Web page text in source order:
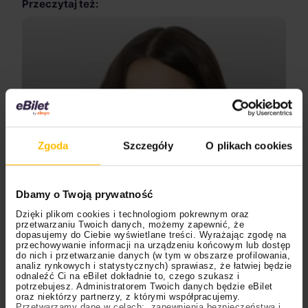
Zgoda Szczegóły O plikach cookies
Dbamy o Twoją prywatność
Dzięki plikom cookies i technologiom pokrewnym oraz
przetwarzaniu Twoich danych, możemy zapewnić, że
dopasujemy do Ciebie wyświetlane treści. Wyrażając zgodę na
przechowywanie informacji na urządzeniu końcowym lub dostęp
do nich i przetwarzanie danych (w tym w obszarze profilowania,
analiz rynkowych i statystycznych) sprawiasz, że łatwiej będzie
odnaleźć Ci na eBilet dokładnie to, czego szukasz i
potrzebujesz. Administratorem Twoich danych będzie eBilet
oraz niektórzy partnerzy, z którymi współpracujemy.
Przeczytaj też:
16.07.2024
Olivia Rodrigo Muzyka
OliviaRodrigo–“SOUR”,